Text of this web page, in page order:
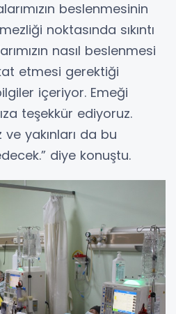
beslenmesinin
noktasında sıkıntı
nasıl beslenmesi
etmesi gerektiği
içeriyor. Emeği
teşekkür ediyoruz.
ve yakınları da bu
diye konuştu.